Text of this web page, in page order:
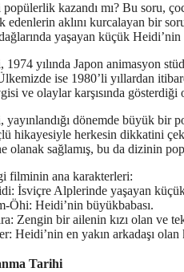
kazandı mı? Bu soru,
edenlerin aklını kurcalayan bir
yaşayan küçük
yılında Japon animasyon
Ülkemizde ise 1980’li yıllardan
ve olaylar karşısında
dönemde büyük bir
hikayesiyle herkesin dikkatini
olanak sağlamış, bu da dizinin
filminin ana karakterleri:
İsviçre Alplerinde yaşayan
Öhi: Heidi’nin büyükbabası.
Zengin bir ailenin kızı olan ve
Heidi’nin en yakın arkadaşı
Tarihi